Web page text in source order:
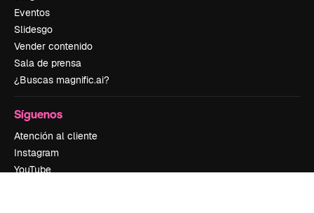
Eventos
Slidesgo
Vender contenido
Sala de prensa
¿Buscas magnific.ai?
Síguenos
Atención al cliente
Instagram
YouTube